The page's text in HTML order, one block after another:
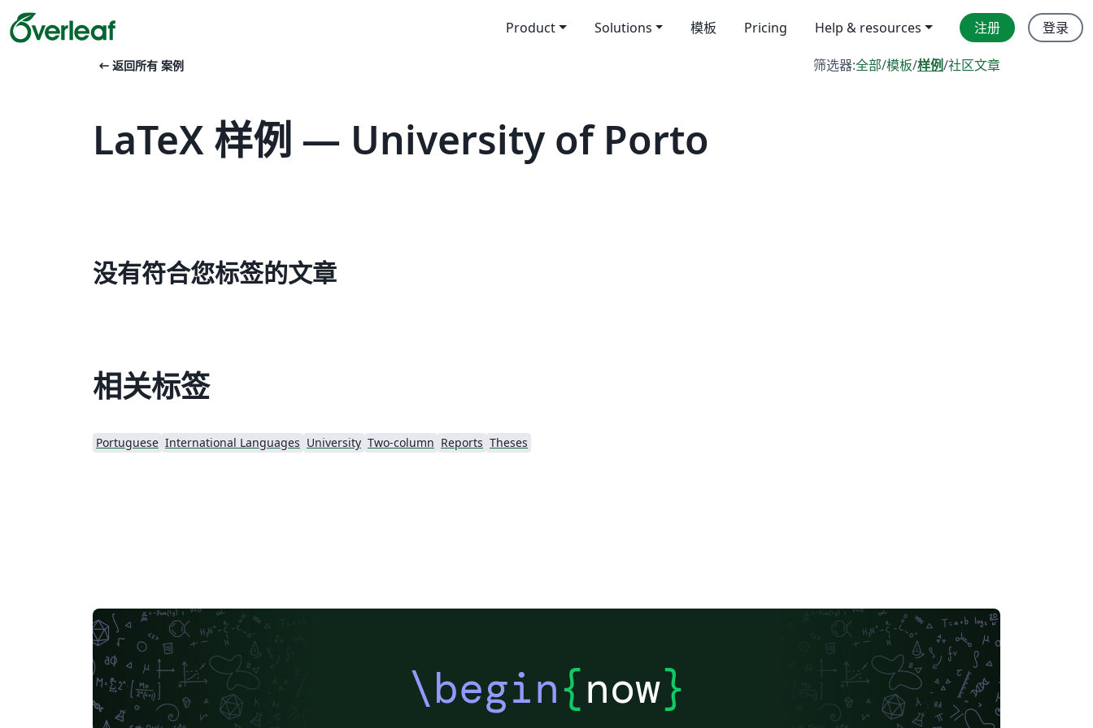
Product Solutions 模板 Pricing Help & resources 注册 登录
arrow_left_alt 返回所有 案例 筛选器:全部/模板/样例/社区文章
LaTeX 样例 — University of Porto
没有符合您标签的文章
相关标签
Portuguese International Languages University Two-column Reports Theses
\begin{now}